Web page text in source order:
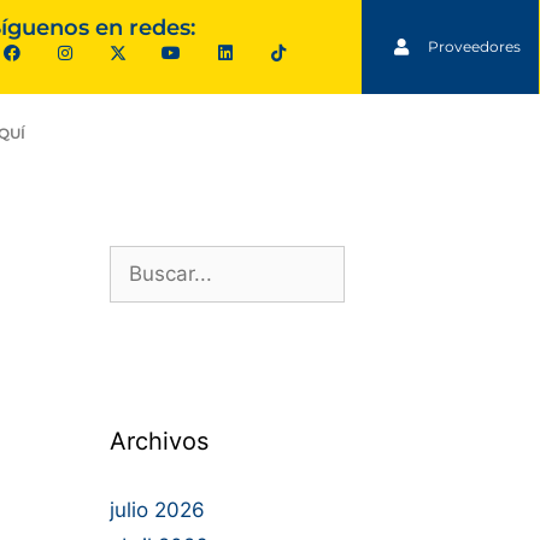
en redes:
Proveedores
Archivos
julio 2026